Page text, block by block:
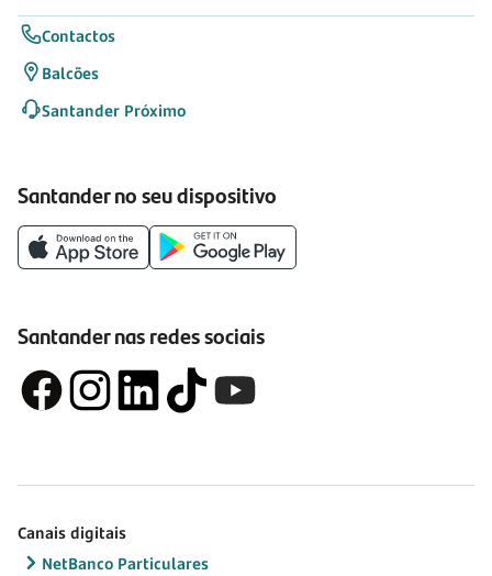
Contactos
Balcões
Santander Próximo
Santander no seu dispositivo
Santander nas redes sociais
Canais digitais
NetBanco Particulares